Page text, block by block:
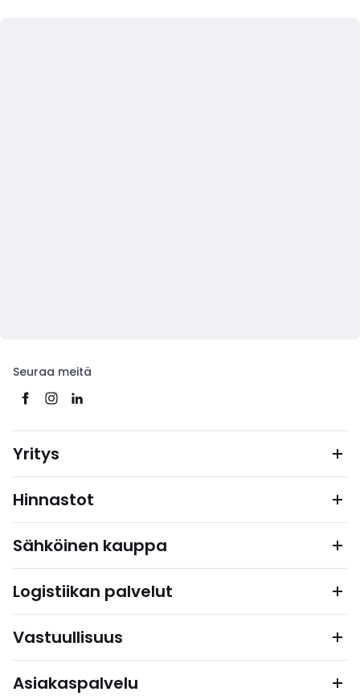
Seuraa meitä
Yritys
Hinnastot
Sähköinen kauppa
Logistiikan palvelut
Vastuullisuus
Asiakaspalvelu